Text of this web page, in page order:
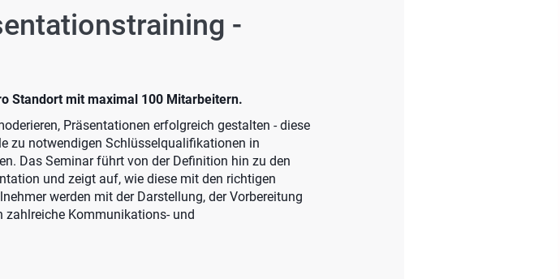
-
Standort mit maximal 100 Mitarbeitern.
Präsentationen erfolgreich gestalten - diese
zu notwendigen Schlüsselqualifikationen in
Das Seminar führt von der Definition hin zu den
und zeigt auf, wie diese mit den richtigen
werden mit der Darstellung, der Vorbereitung
zahlreiche Kommunikations- und